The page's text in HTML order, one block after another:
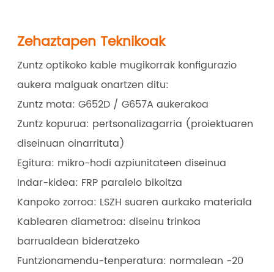
Zehaztapen Teknikoak
Zuntz optikoko kable mugikorrak konfigurazio
aukera malguak onartzen ditu:
Zuntz mota: G652D / G657A aukerakoa
Zuntz kopurua: pertsonalizagarria (proiektuaren
diseinuan oinarrituta)
Egitura: mikro-hodi azpiunitateen diseinua
Indar-kidea: FRP paralelo bikoitza
Kanpoko zorroa: LSZH suaren aurkako materiala
Kablearen diametroa: diseinu trinkoa
barrualdean bideratzeko
Funtzionamendu-tenperatura: normalean -20